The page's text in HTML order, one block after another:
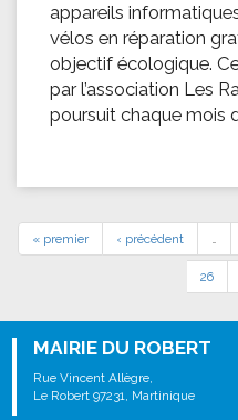
appareils
vélos en réparation
objectif écologique.
par l’association Les
poursuit chaque mois
« premier ‹ précédent …
26
MAIRIE DU ROBERT
Rue Vincent Allègre,
Le Robert 97231, Martinique